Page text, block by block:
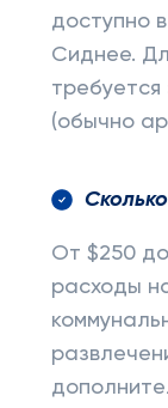
доступно
Сиднее.
(обычно
От $250
расходы